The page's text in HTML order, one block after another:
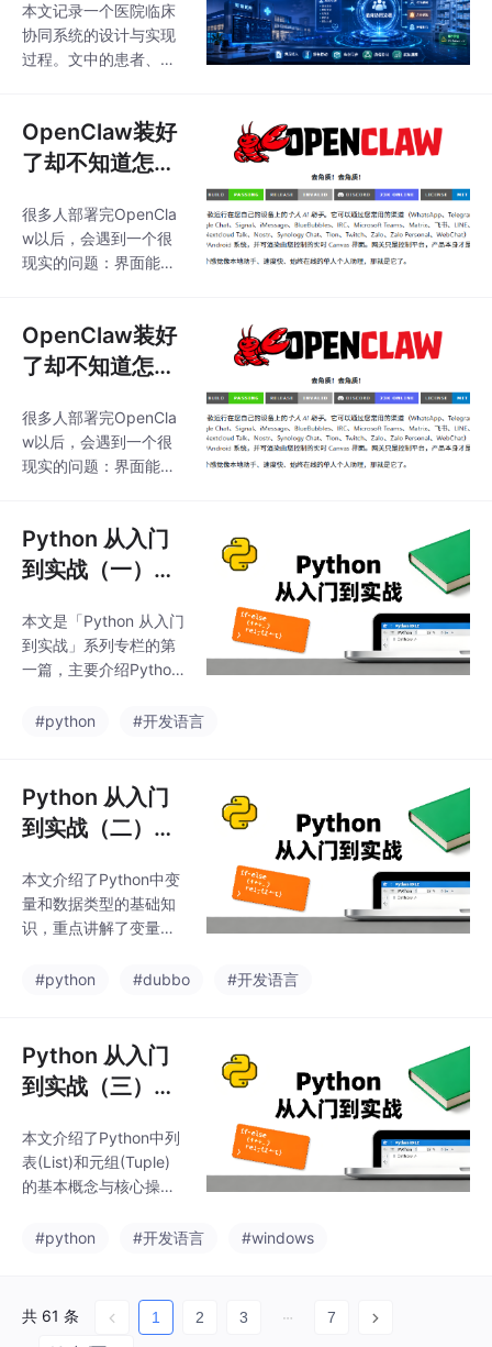
类UNIX操作系统，它基
于POSIX和UNIX的多用
户、多任务、支持多线
的程序员共同维护和完
善。
药品库存接入临
床协同流程
本文记录一个医院临床
协同系统的设计与实现
过程。文中的患者、药
子病历、检验报告、处
方和库存之间如何建立
可追踪的协同链路。
OpenClaw装好
了却不知道怎么
局域网
很多人部署完OpenCla
w以后，会遇到一个很
现实的问题：界面能打
机或局域网里
OpenClaw装好
了却不知道怎么
局域网
很多人部署完OpenCla
w以后，会遇到一个很
现实的问题：界面能打
机或局域网里
Python 从入门
到实战（一）：
个程序（零基础
保姆级教程）
本文是「Python 从入门
到实战」系列专栏的第
一篇，主要介绍Python
程序的编写。内容涵
详细的环境配置步骤
（包括Windows/macO
S/Linux系统下的Pytho
e编辑器配置），以及如
何创建并运行"Hello Wo
rld"程序。文章还提供
帮助初学者解决安装过
#python #开发语言
Python 从入门
到实战（二）：
（搞定 Python
的 “数据积木”）
本文介绍了Python中变
量和数据类型的基础知
识，重点讲解了变量的
方法，以及字符串的常
提高代码的灵活性和复
用性，其命名需遵循特
定规则以避免错误。字
细说明了大小写转换、
拼接、空白处理以及前
缀/后缀删除等实用方
hon基础数据操作。通
些基础概念，为后续学
#python #dubbo #开发语言
Python 从入门
到实战（三）：
量管理数据的
“容器”）
本文介绍了Python中列
表(List)和元组(Tuple)
的基本概念与核心操
据容器，通过方括号[]
的容器，用圆括号()定
义。文章详细讲解了列
#python #开发语言 #windows
共 61 条 1 2 3 7